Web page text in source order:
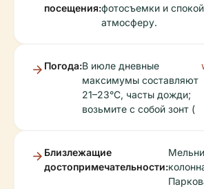
посещения:фотосъемки и
атмосферу.
Погода:В июле дневные
максимумы составляют
21–23°C, часты дожди;
возьмите с собой зонт (
Близлежащие
достопримечательности: